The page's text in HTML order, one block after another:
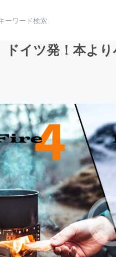
アート・写真
テクノロジー・ガジェット
映像・映画
ビジネス・起業
まちづくり・地域活性化
ドイツ発！本よ